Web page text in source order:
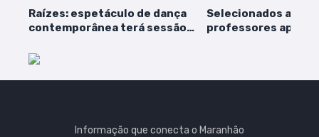
Raízes: espetáculo de dança
contemporânea terá sessão
Selecionados a
professores
Informação que conecta o Maranhão